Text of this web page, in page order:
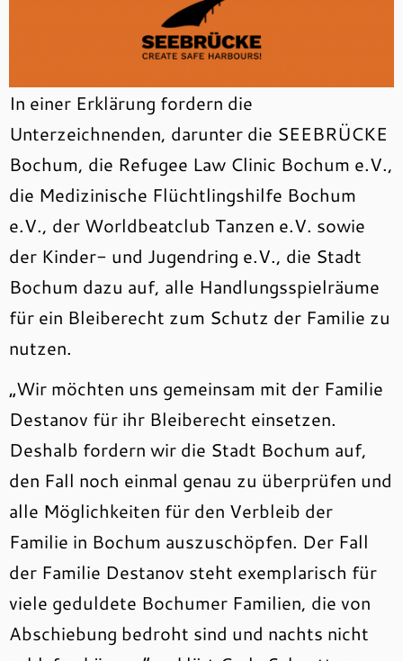
In einer Erklärung fordern die
Unterzeichnenden, darunter die SEEBRÜCKE
Bochum, die Refugee Law Clinic Bochum e.V.,
die Medizinische Flüchtlingshilfe Bochum
e.V., der Worldbeatclub Tanzen e.V. sowie
der Kinder- und Jugendring e.V., die Stadt
Bochum dazu auf, alle Handlungsspielräume
für ein Bleiberecht zum Schutz der Familie zu
nutzen.
„Wir möchten uns gemeinsam mit der Familie
Destanov für ihr Bleiberecht einsetzen.
Deshalb fordern wir die Stadt Bochum auf,
den Fall noch einmal genau zu überprüfen und
alle Möglichkeiten für den Verbleib der
Familie in Bochum auszuschöpfen. Der Fall
der Familie Destanov steht exemplarisch für
viele geduldete Bochumer Familien, die von
Abschiebung bedroht sind und nachts nicht